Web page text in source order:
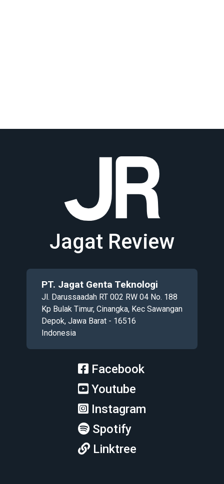
Jagat Review
PT. Jagat Genta Teknologi
Jl. Darussaadah RT 002 RW 04 No. 188
Kp Bulak Timur, Cinangka, Kec Sawangan
Depok, Jawa Barat - 16516
Indonesia
Facebook
Youtube
Instagram
Spotify
Linktree